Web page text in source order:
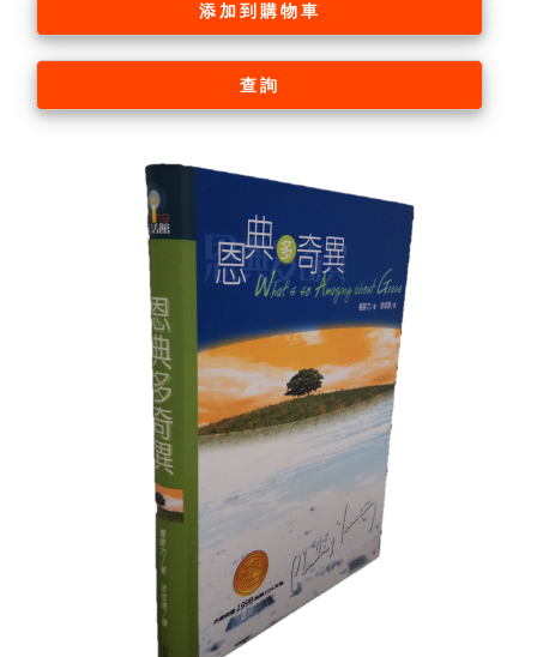
添加到購物車
查詢